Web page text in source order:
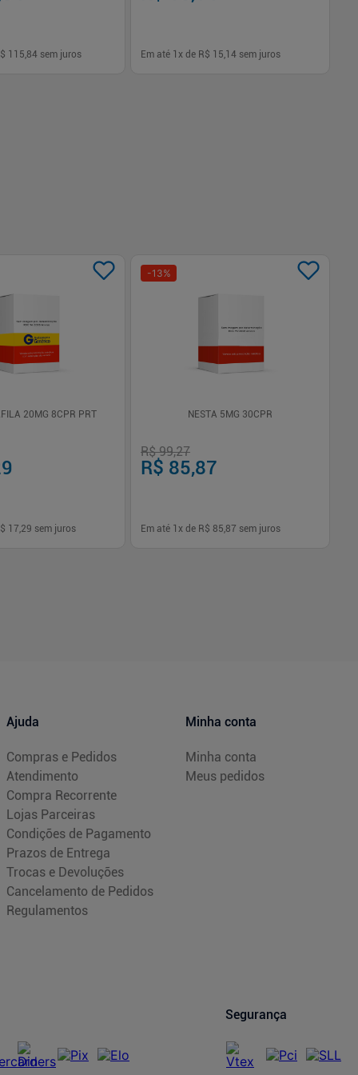
115,84 sem juros Em até 1 x de R$ 15,14 sem juros
20MG 8CPR PRT
17,29 sem juros
-13%
NESTA 5MG 30CPR
R$ 99,27
R$ 85,87
Em até 1 x de R$ 85,87 sem juros
Ajuda
Compras e Pedidos
Atendimento
Compra Recorrente
Lojas Parceiras
Condições de Pagamento
Prazos de Entrega
Trocas e Devoluções
Cancelamento de Pedidos
Regulamentos
Minha conta
Minha conta
Meus pedidos
Segurança